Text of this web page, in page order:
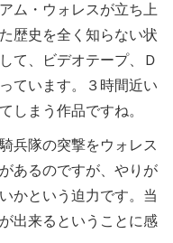
ム・ウォレスが立ち上
歴史を全く知らない状
て、ビデオテープ、Ｄ
ています。３時間近い
しまう作品ですね。
兵隊の突撃をウォレス
あるのですが、やりが
かという迫力です。当
出来るということに感